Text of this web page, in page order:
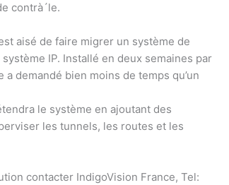
contrà´le.
aisé de faire migrer un système de
IP. Installé en deux semaines par
demandé bien moins de temps qu’un
le système en ajoutant des
les tunnels, les routes et les
contacter IndigoVision France, Tel: